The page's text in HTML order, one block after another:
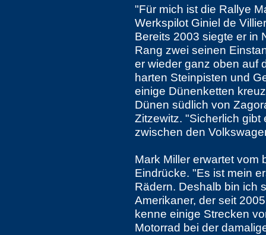
"Für mich ist die Rallye
Werkspilot Giniel de
Bereits 2003 siegte er in
Rang zwei seinen
er wieder ganz oben auf
harten Steinpisten und
einige Dünenketten
Dünen südlich von
Zitzewitz. "Sicherlich
zwischen den
Mark Miller erwartet vom
Eindrücke. "Es ist mein
Rädern. Deshalb bin ich
Amerikaner, der seit
kenne einige Strecken
Motorrad bei der